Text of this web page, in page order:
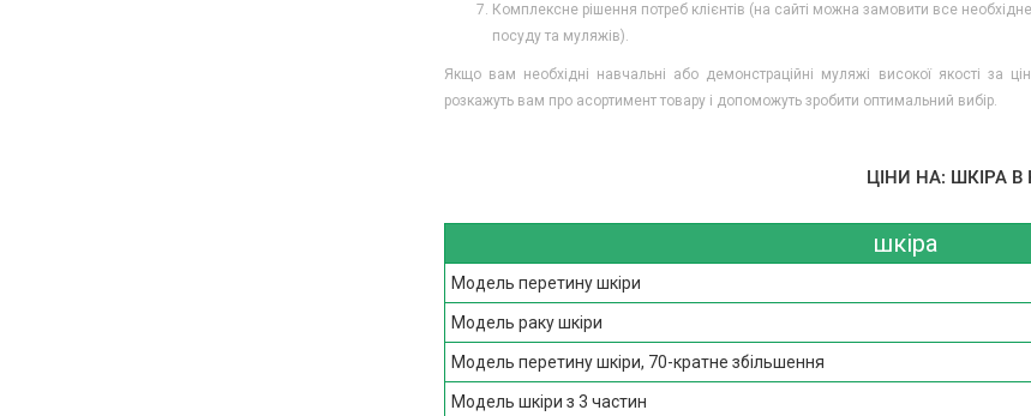
Комплексне рішення потреб клієнтів (на сайті можна замовити все
посуду та муляжів).
Якщо вам необхідні навчальні або демонстраційні муляжі високої якості за
розкажуть вам про асортимент товару і допоможуть зробити оптимальний вибір.
ЦІНИ НА: ШКІРА В
шкіра
Модель перетину шкіри
Модель раку шкіри
Модель перетину шкіри, 70-кратне збільшення
Модель шкіри з 3 частин